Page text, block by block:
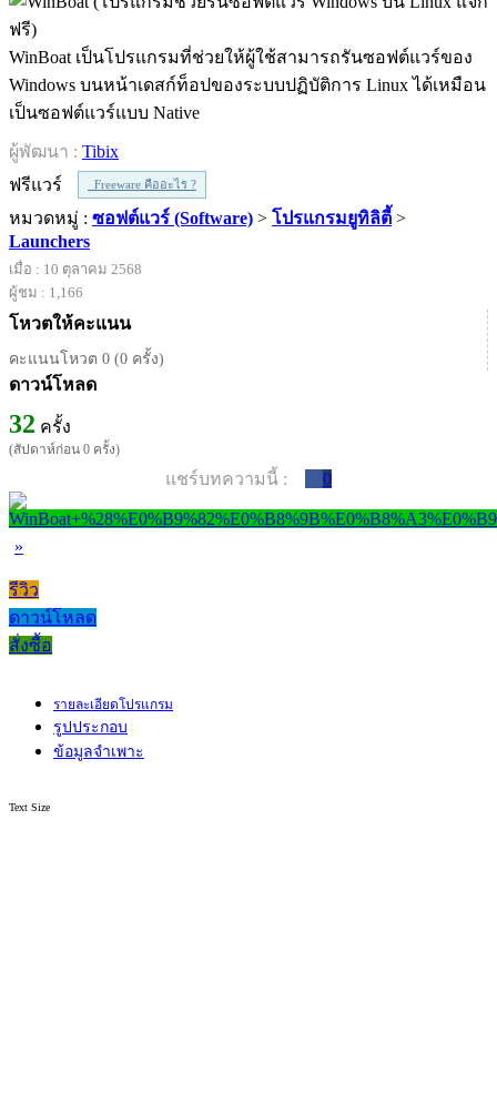
WinBoat เป็นโปรแกรมที่ช่วยให้ผู้ใช้สามารถรันซอฟต์แวร์ของ
Windows บนหน้าเดสก์ท็อปของระบบปฏิบัติการ Linux ได้เหมือน
เป็นซอฟต์แวร์แบบ Native
ผู้พัฒนา : Tibix
ฟรีแวร์
Freeware คืออะไร ?
หมวดหมู่ : ซอฟต์แวร์ (Software) > โปรแกรมยูทิลิตี้ >
Launchers
เมื่อ : 10 ตุลาคม 2568
ผู้ชม : 1,166
โหวตให้คะแนน
คะแนนโหวต 0 (0 ครั้ง)
ดาวน์โหลด
32 ครั้ง
(สัปดาห์ก่อน 0 ครั้ง)
แชร์บทความนี้ : 0
»
รีวิว
ดาวน์โหลด
สั่งซื้อ
รายละเอียดโปรแกรม
รูปประกอบ
ข้อมูลจำเพาะ
Text Size